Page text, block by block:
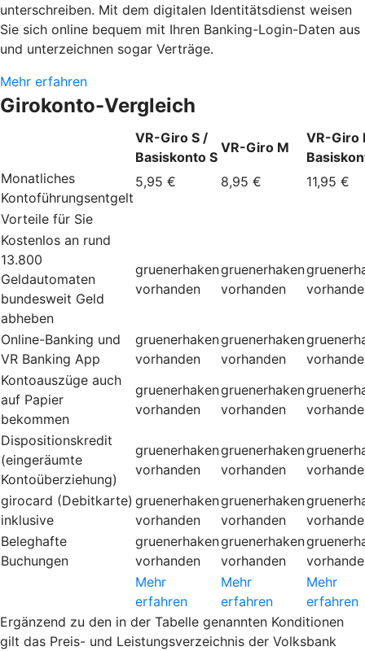
unterschreiben. Mit dem digitalen Identitätsdienst weisen
Sie sich online bequem mit Ihren Banking-Login-Daten aus
und unterzeichnen sogar Verträge.
Mehr erfahren
Girokonto-Vergleich
VR-Giro S /
Basiskonto S
VR-Giro M
VR-Giro
Monatliches
Kontoführungsentgelt
5,95 € 8,95 € 11,95 €
Vorteile für Sie
Kostenlos an rund
13.800
Geldautomaten
bundesweit Geld
abheben
gruenerhaken
vorhanden
gruenerhaken
vorhanden
Online-Banking und
VR Banking App
gruenerhaken
vorhanden
gruenerhaken
vorhanden
Kontoauszüge auch
auf Papier
bekommen
gruenerhaken
vorhanden
gruenerhaken
vorhanden
Dispositionskredit
(eingeräumte
Kontoüberziehung)
gruenerhaken
vorhanden
gruenerhaken
vorhanden
girocard (Debitkarte)
inklusive
gruenerhaken
vorhanden
gruenerhaken
vorhanden
Beleghafte
Buchungen
gruenerhaken
vorhanden
gruenerhaken
vorhanden
Mehr
erfahren
Mehr
erfahren
Mehr
erfahren
Ergänzend zu den in der Tabelle genannten Konditionen
gilt das Preis- und Leistungsverzeichnis der Volksbank